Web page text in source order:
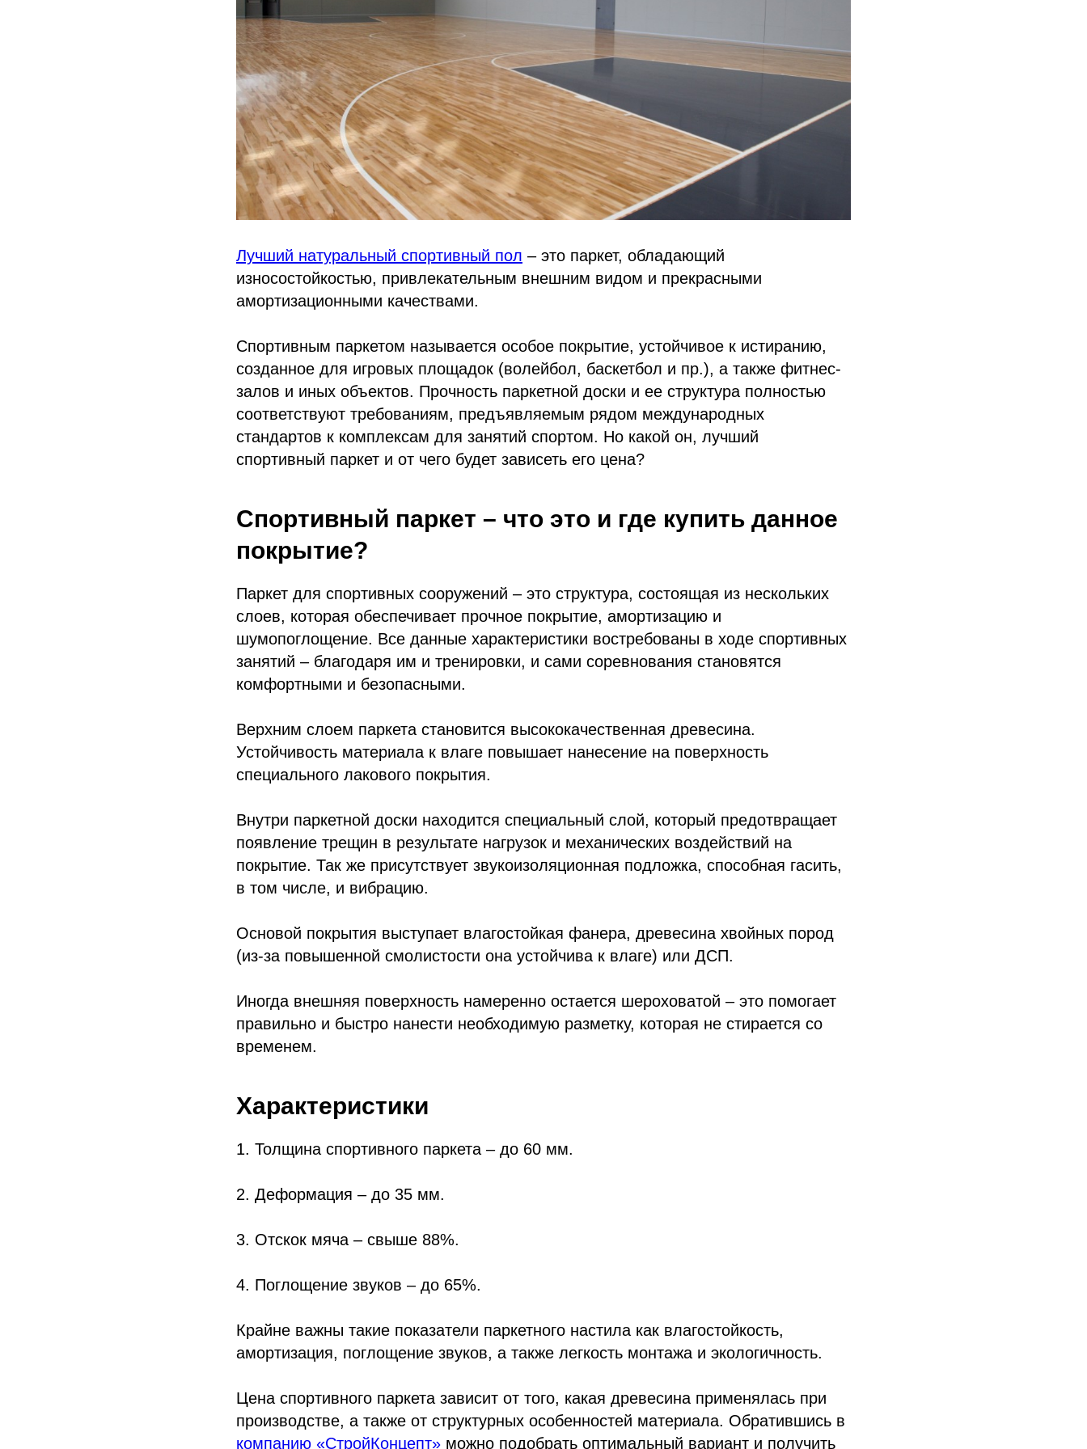
Лучший натуральный спортивный пол – это паркет, обладающий
износостойкостью, привлекательным внешним видом и прекрасными
амортизационными качествами.
Спортивным паркетом называется особое покрытие, устойчивое к истиранию,
созданное для игровых площадок (волейбол, баскетбол и пр.), а также фитнес-
залов и иных объектов. Прочность паркетной доски и ее структура полностью
соответствуют требованиям, предъявляемым рядом международных
стандартов к комплексам для занятий спортом. Но какой он, лучший
спортивный паркет и от чего будет зависеть его цена?
Спортивный паркет – что это и где купить данное
покрытие?
Паркет для спортивных сооружений – это структура, состоящая из нескольких
слоев, которая обеспечивает прочное покрытие, амортизацию и
шумопоглощение. Все данные характеристики востребованы в ходе спортивных
занятий – благодаря им и тренировки, и сами соревнования становятся
комфортными и безопасными.
Верхним слоем паркета становится высококачественная древесина.
Устойчивость материала к влаге повышает нанесение на поверхность
специального лакового покрытия.
Внутри паркетной доски находится специальный слой, который предотвращает
появление трещин в результате нагрузок и механических воздействий на
покрытие. Так же присутствует звукоизоляционная подложка, способная гасить,
в том числе, и вибрацию.
Основой покрытия выступает влагостойкая фанера, древесина хвойных пород
(из-за повышенной смолистости она устойчива к влаге) или ДСП.
Иногда внешняя поверхность намеренно остается шероховатой – это помогает
правильно и быстро нанести необходимую разметку, которая не стирается со
временем.
Характеристики
1. Толщина спортивного паркета – до 60 мм.
2. Деформация – до 35 мм.
3. Отскок мяча – свыше 88%.
4. Поглощение звуков – до 65%.
Крайне важны такие показатели паркетного настила как влагостойкость,
амортизация, поглощение звуков, а также легкость монтажа и экологичность.
Цена спортивного паркета зависит от того, какая древесина применялась при
производстве, а также от структурных особенностей материала. Обратившись в
компанию «СтройКонцепт» можно подобрать оптимальный вариант и получить